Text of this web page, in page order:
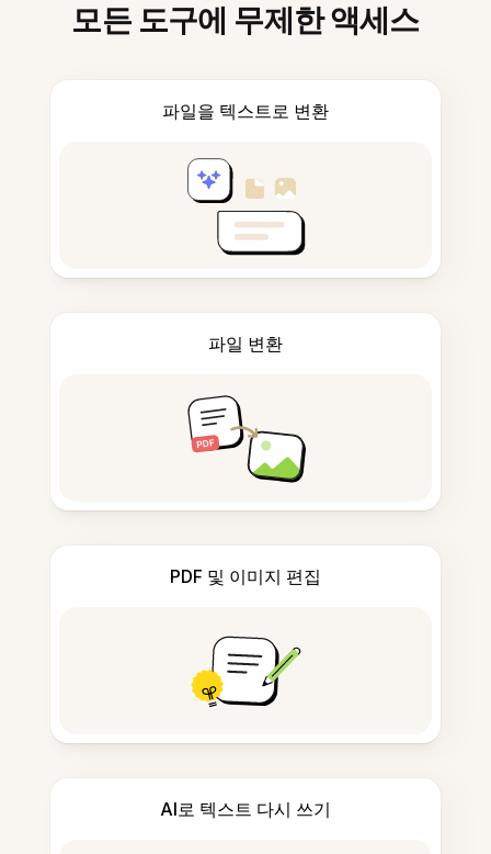
모든 도구에 무제한 액세스
파일을 텍스트로 변환
파일 변환
PDF 및 이미지 편집
AI로 텍스트 다시 쓰기